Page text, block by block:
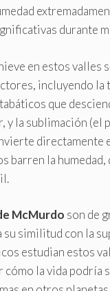
durante
en estos valles
incluyendo la
que
y la sublimación (el
directamente
barren la humedad,
McMurdo son de
similitud con la
estudian estos
cómo la vida podría